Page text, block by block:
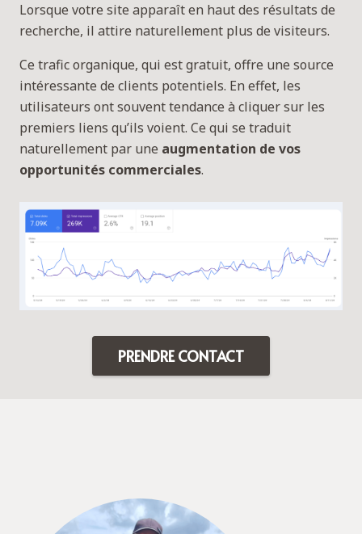
Lorsque votre site apparaît en haut des résultats de
recherche, il attire naturellement plus de visiteurs.
Ce trafic organique, qui est gratuit, offre une source
intéressante de clients potentiels. En effet, les
utilisateurs ont souvent tendance à cliquer sur les
premiers liens qu’ils voient. Ce qui se traduit
naturellement par une augmentation de vos
opportunités commerciales.
PRENDRE CONTACT